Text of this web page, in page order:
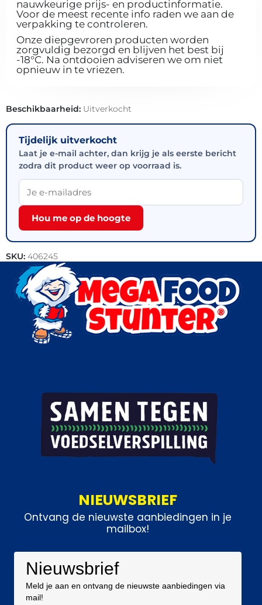
nauwkeurige prijs- en productinformatie.
Voor de meest recente info raden we aan de
verpakking te controleren.
Onze diepgevroren producten worden
zorgvuldig bezorgd en blijven het best bij
-18°C. Na ontdooien adviseren we om niet
opnieuw in te vriezen.
Beschikbaarheid: Uitverkocht
Tijdelijk uitverkocht
Laat je e-mail achter, dan krijg je als eerste bericht
zodra dit product weer op voorraad is.
Hou me op de hoogte
SKU: 406245
Categorieën:Vlees
NIEUWSBRIEF
Ontvang de nieuwste aanbiedingen in je
mailbox!
Nieuwsbrief
Meld je aan en ontvang de nieuwste aanbiedingen via
mail!